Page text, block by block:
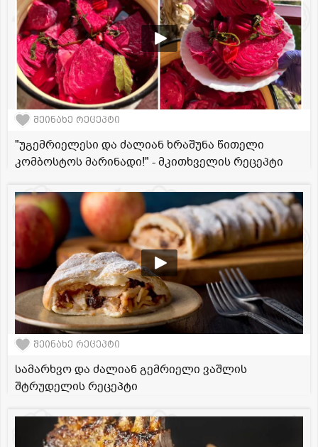
შეინახე რეცეპტი
"უგემრიელესი და ძალიან ხრაშუნა წითელი
კომბოსტოს მარინადი!" - მკითხველის რეცეპტი
შეინახე რეცეპტი
სამარხვო და ძალიან გემრიელი ვაშლის
შტრუდელის რეცეპტი